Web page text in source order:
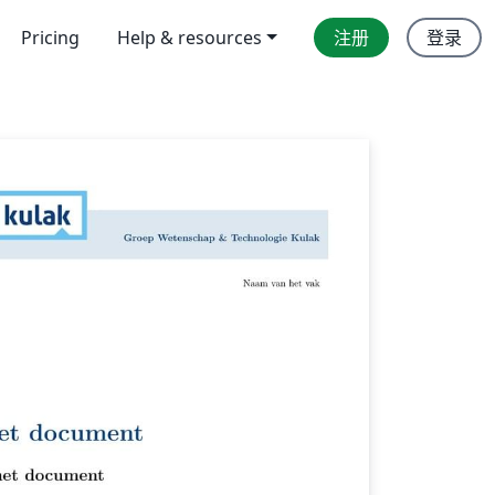
Pricing Help & resources 注册 登录